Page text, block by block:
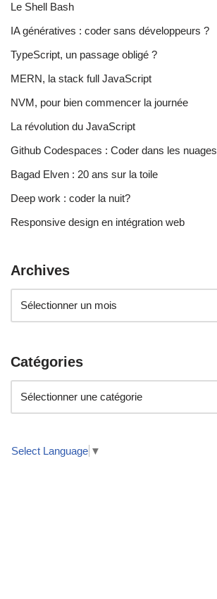
Le Shell Bash
IA génératives : coder sans développeurs ?
TypeScript, un passage obligé ?
MERN, la stack full JavaScript
NVM, pour bien commencer la journée
La révolution du JavaScript
Github Codespaces : Coder dans les nuages
Bagad Elven : 20 ans sur la toile
Deep work : coder la nuit?
Responsive design en intégration web
Archives
Catégories
Select Language ▼